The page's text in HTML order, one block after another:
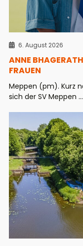
6. August 2026
ANNE
FRAUEN
Meppen (pm). Kurz
sich der SV Meppen ...